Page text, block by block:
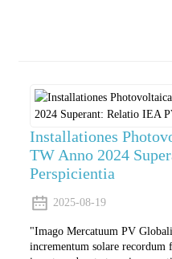
Installationes
TW Anno 2024
Perspicientia
2025-08-19
"Imago Mercatuum PV
incrementum solare recordum